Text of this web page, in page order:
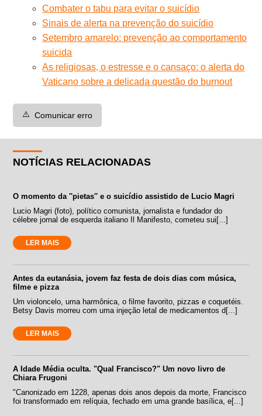
Combater o tabu para evitar o suicídio
Sinais de alerta na prevenção do suicídio
Setembro amarelo: prevenção ao comportamento
suicida
As religiosas, o estresse e o cansaço: o alerta do
Vaticano sobre a delicada questão do burnout
⚠️ Comunicar erro
NOTÍCIAS RELACIONADAS
O momento da ''pietas'' e o suicídio assistido de Lucio Magri
Lucio Magri (foto), político comunista, jornalista e fundador do
célebre jornal de esquerda italiano Il Manifesto, cometeu sui[...]
LER MAIS
Antes da eutanásia, jovem faz festa de dois dias com música,
filme e pizza
Um violoncelo, uma harmônica, o filme favorito, pizzas e coquetéis.
Betsy Davis morreu com uma injeção letal de medicamentos d[...]
LER MAIS
A Idade Média oculta. "Qual Francisco?" Um novo livro de
Chiara Frugoni
"Canonizado em 1228, apenas dois anos depois da morte, Francisco
foi transformado em relíquia, fechado em uma grande basílica, e[...]